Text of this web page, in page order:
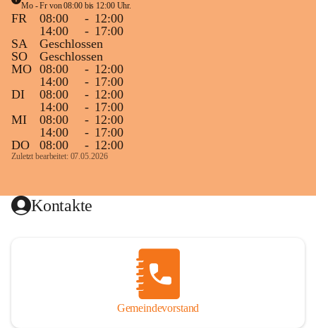
Mo - Fr von 08:00 bis 12:00 Uhr.
FR 08:00 - 12:00
14:00
- 17:00
SA
Geschlossen
SO
Geschlossen
MO 08:00 - 12:00
14:00
- 17:00
DI
08:00 - 12:00
14:00
- 17:00
MI
08:00 - 12:00
14:00
- 17:00
DO
08:00 - 12:00
Zuletzt bearbeitet: 07.05.2026
Kontakte
Gemeindevorstand